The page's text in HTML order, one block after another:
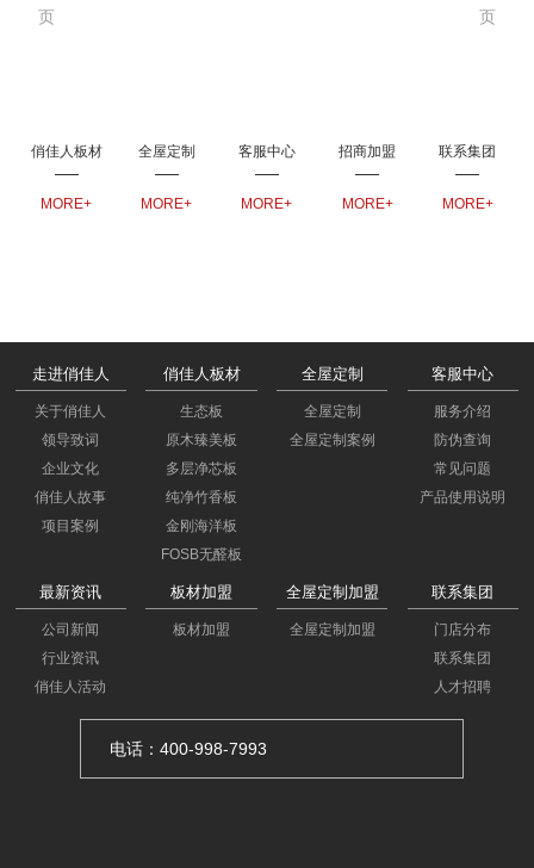
页 页
俏佳人板材
MORE+
全屋定制
MORE+
客服中心
MORE+
招商加盟
MORE+
联系集团
MORE+
走进俏佳人
关于俏佳人
领导致词
企业文化
俏佳人故事
项目案例
俏佳人板材
生态板
原木臻美板
多层净芯板
纯净竹香板
金刚海洋板
FOSB无醛板
全屋定制
全屋定制
全屋定制案例
客服中心
服务介绍
防伪查询
常见问题
产品使用说明
最新资讯
公司新闻
行业资讯
俏佳人活动
板材加盟
板材加盟
全屋定制加盟
全屋定制加盟
联系集团
门店分布
联系集团
人才招聘
电话：400-998-7993